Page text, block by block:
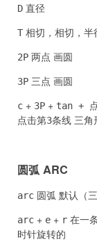
D 直径
T 相切，相切，半
2P 两点 画圆
3P 三点 画圆
c + 3P + tan +
点击第3条线 三角
圆弧 ARC
arc 圆弧 默认（
arc + e + r 在一
时针旋转的